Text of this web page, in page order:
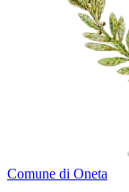
Comune di Oneta